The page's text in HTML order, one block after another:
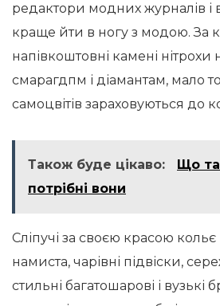
редактори модних журналів і
краще йти в ногу з модою. За
напівкоштовні камені нітрохи
смарагдпм і діамантам, мало
самоцвітів зараховуються до
Також буде цікаво:
Що
потрібні вони
Сліпучі за своєю красою кольє
намиста, чарівні підвіски,
стильні багатошарові і вузькі